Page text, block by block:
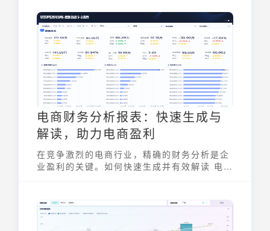
助企业深入了解用户行为、优化运营策略、提
升营销效果和改善产品结构。通过对销售、客
户、市场等多维度数据的深度挖掘，电商企业
能够更精准地把握市场动态，实现可持续增
长。
电商财务分析报表：快速生成与
解读，助力电商盈利
在竞争激烈的电商行业，精确的财务分析是企
业盈利的关键。如何快速生成并有效解读 电商
构成要素以及生成与解读方法，助力电商企业
实现盈利增长。